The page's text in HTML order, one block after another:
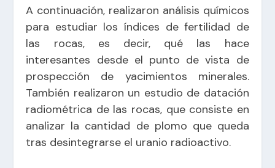
A continuación, realizaron análisis químicos
para estudiar los índices de fertilidad de
las rocas, es decir, qué las hace
interesantes desde el punto de vista de
prospección de yacimientos minerales.
También realizaron un estudio de datación
radiométrica de las rocas, que consiste en
analizar la cantidad de plomo que queda
tras desintegrarse el uranio radioactivo.